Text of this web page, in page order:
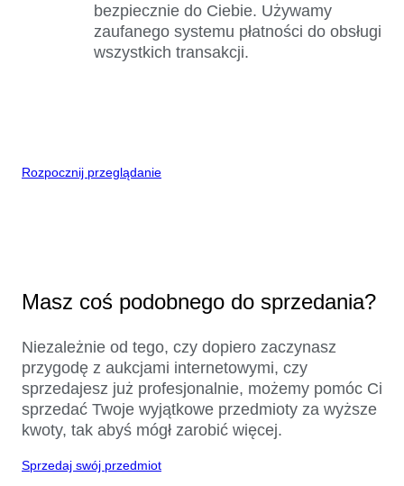
bezpiecznie do Ciebie. Używamy
zaufanego systemu płatności do obsługi
wszystkich transakcji.
Rozpocznij przeglądanie
Masz coś podobnego do sprzedania?
Niezależnie od tego, czy dopiero zaczynasz
przygodę z aukcjami internetowymi, czy
sprzedajesz już profesjonalnie, możemy pomóc Ci
sprzedać Twoje wyjątkowe przedmioty za wyższe
kwoty, tak abyś mógł zarobić więcej.
Sprzedaj swój przedmiot